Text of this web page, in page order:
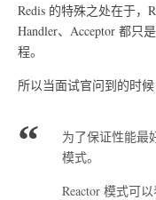
Redis 的特殊之处在于，
Handler、Acceptor 都只
程。
所以当面试官问到的时
为了保证性能最
模式。
Reactor 模式可